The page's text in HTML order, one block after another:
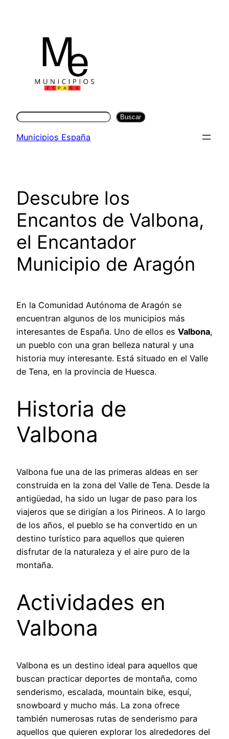
contenido
Buscar Buscar
Municipios España
Descubre los
Encantos de Valbona,
el Encantador
Municipio de Aragón
En la Comunidad Autónoma de Aragón se
encuentran algunos de los municipios más
interesantes de España. Uno de ellos es Valbona,
un pueblo con una gran belleza natural y una
historia muy interesante. Está situado en el Valle
de Tena, en la provincia de Huesca.
Historia de
Valbona
Valbona fue una de las primeras aldeas en ser
construida en la zona del Valle de Tena. Desde la
antigüedad, ha sido un lugar de paso para los
viajeros que se dirigían a los Pirineos. A lo largo
de los años, el pueblo se ha convertido en un
destino turístico para aquellos que quieren
disfrutar de la naturaleza y el aire puro de la
montaña.
Actividades en
Valbona
Valbona es un destino ideal para aquellos que
buscan practicar deportes de montaña, como
senderismo, escalada, mountain bike, esquí,
snowboard y mucho más. La zona ofrece
también numerosas rutas de senderismo para
aquellos que quieren explorar los alrededores del